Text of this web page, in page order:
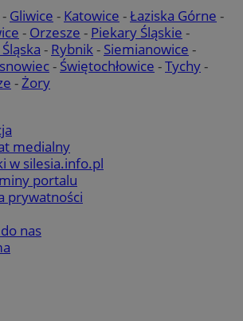
- Gliwice - Katowice -Łaziska Górne -
- Orzesze - Piekary Śląskie -
- Rybnik - Siemianowice -
- Świętochłowice -Tychy-
- Żory
medialny
w silesia.info.pl
portalu
prywatności
nas